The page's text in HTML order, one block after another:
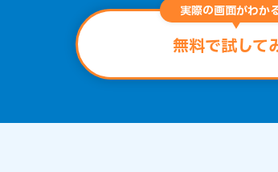
実際の画面がわか
無料で試して